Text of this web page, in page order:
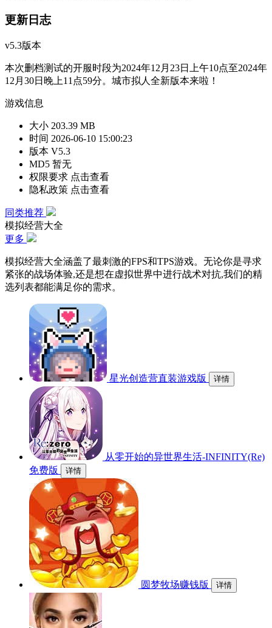
更新日志
v5.3版本
本次删档测试的开服时段为2024年12月23日上午10点至2024年
12月30日晚上11点59分。城市拟人全新版本来啦！
游戏信息
大小 203.39 MB
时间 2026-06-10 15:00:23
版本 V5.3
MD5 暂无
权限要求 点击查看
隐私政策 点击查看
同类推荐
模拟经营大全
更多
模拟经营大全涵盖了最刺激的FPS和TPS游戏。无论你是寻求
紧张的战场体验,还是想在虚拟世界中进行战术对抗,我们的精
选列表都能满足你的需求。
星光创造营直装游戏版 详情
从零开始的异世界生活-INFINITY(Re)
免费版
详情
圆梦牧场赚钱版 详情